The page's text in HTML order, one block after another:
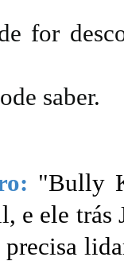
for
saber.
"Bully
e ele